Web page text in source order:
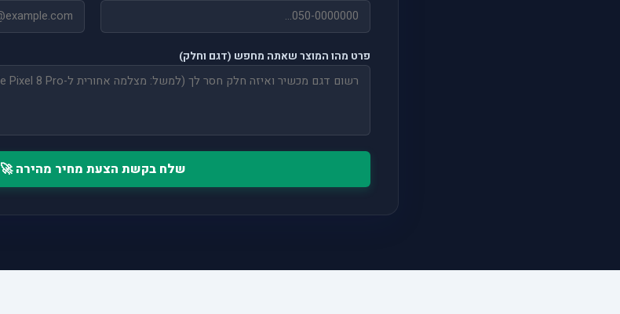
פרט מהו המוצר שאתה מחפש (דגם וחלק)
שלח בקשת הצעת מחיר מהירה 🚀